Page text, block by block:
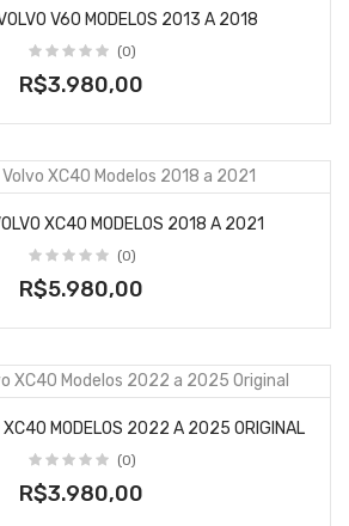
V60 MODELOS 2013 A 2018
(0)
R$3.980,00
XC40 MODELOS 2018 A 2021
(0)
R$5.980,00
XC40 MODELOS 2022 A 2025 ORIGINAL
(0)
R$3.980,00